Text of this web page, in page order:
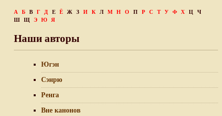
А Б В Г Д Е Ё Ж З И К Л М Н О П Р С Т У Ф Х Ц
Ч
Ш
Щ Э Ю Я
Наши авторы
Югэн
Сэнрю
Ренга
Вне канонов